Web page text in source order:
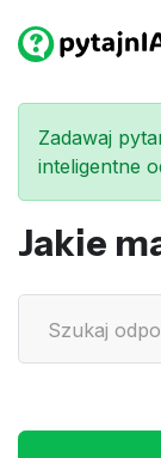
Zadawaj
inteligentne
Jakie